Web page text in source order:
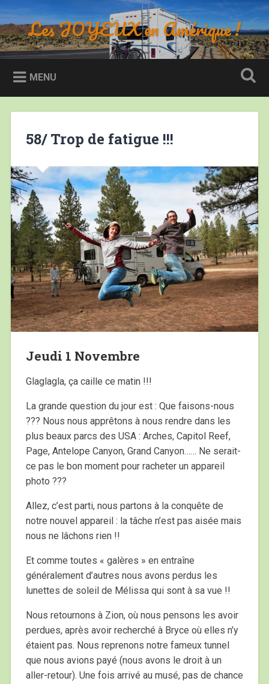
au
contenu
principal
RechercheLes JOYEUX en Amérique !
MENU
58/ Trop de fatigue !!!
Jeudi 1 Novembre
Glaglagla, ça caille ce matin !!!
La grande question du jour est : Que faisons-nous
??? Nous nous apprêtons à nous rendre dans les
plus beaux parcs des USA : Arches, Capitol Reef,
Page, Antelope Canyon, Grand Canyon…… Ne serait-
ce pas le bon moment pour racheter un appareil
photo ???
Allez, c’est parti, nous partons à la conquête de
notre nouvel appareil : la tâche n’est pas aisée mais
nous ne lâchons rien !!
Et comme toutes « galères » en entraîne
généralement d’autres nous avons perdus les
lunettes de soleil de Mélissa qui sont à sa vue !!
Nous retournons à Zion, où nous pensons les avoir
perdues, après avoir recherché à Bryce où elles n’y
étaient pas. Nous reprenons notre fameux tunnel
que nous avions payé (nous avons le droit à un
aller-retour). Une fois arrivé au musé, pas de chance